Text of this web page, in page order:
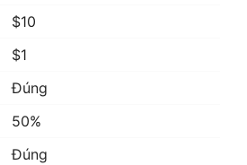
$10
$1
Đúng
50%
Đúng